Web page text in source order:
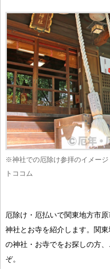
※神社での厄除け参拝のイメー
トココム
厄除け・厄払いで関東地方市
神社とお寺を紹介します。関
の神社・お寺でをお探しの方
ぞ。